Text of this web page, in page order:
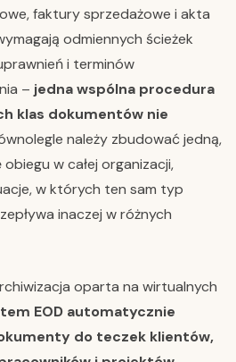
faktury sprzedażowe i akta
odmiennych ścieżek
i terminów
– jedna wspólna procedura
klas dokumentów nie
należy zbudować jedną,
w całej organizacji,
w których ten sam typ
inaczej w różnych
oparta na wirtualnych
EOD automatycznie
do teczek klientów,